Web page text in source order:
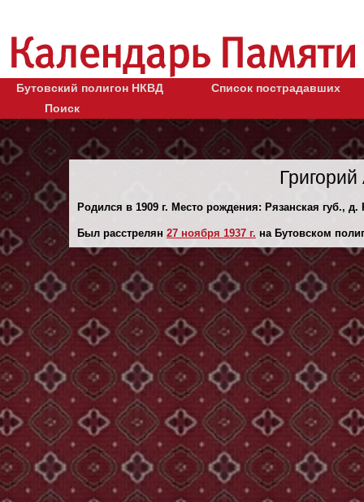
Бутовский полигон НКВД
Список пострадавших
Поиск
Родился в 1909 г. Место рождения: Рязанская губ., д.
Был расстрелян 27 ноября 1937 г. на Бутовском